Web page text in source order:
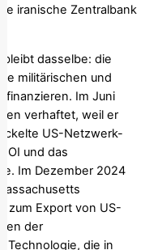
iranische Zentralbank
bleibt dasselbe: die
militärischen und
finanzieren. Im Juni
verhaftet, weil er
US-Netzwerk-
und das
Im Dezember 2024
zum Export von US-
der
Technologie, die in